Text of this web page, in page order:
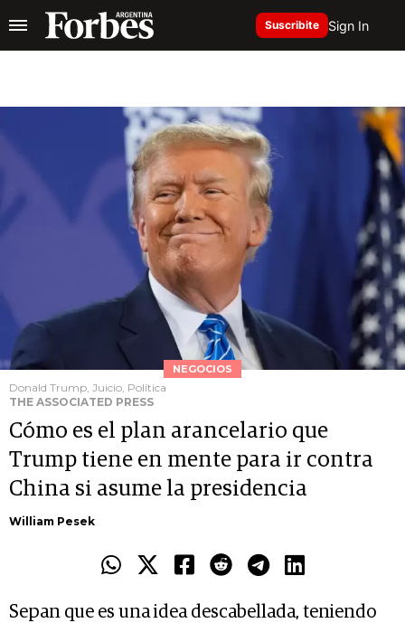
Suscribite Sign In
NEGOCIOS
Donald Trump, Juicio, Política
THE ASSOCIATED PRESS
Cómo es el plan arancelario que
Trump tiene en mente para ir contra
China si asume la presidencia
William Pesek
Sepan que es una idea descabellada, teniendo